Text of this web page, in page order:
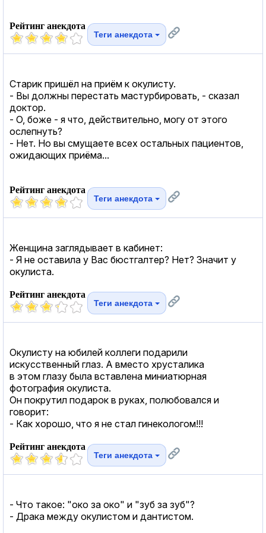
Рейтинг анекдота
Теги анекдота
Старик пришёл на приём к окулисту.
- Вы должны перестать мастурбировать, - сказал
доктор.
- О, боже - я что, действительно, могу от этого
ослепнуть?
- Нет. Но вы смущаете всех остальных пациентов,
ожидающих приёма...
Рейтинг анекдота
Теги анекдота
Женщина заглядывает в кабинет:
- Я не оставила у Вас бюстгалтер? Нет? Значит у
окулиста.
Рейтинг анекдота
Теги анекдота
Окулисту на юбилей коллеги подарили
искусственный глаз. А вместо хрусталика
в этом глазу была вставлена миниатюрная
фотография окулиста.
Он покрутил подарок в руках, полюбовался и
говорит:
- Как хорошо, что я не стал гинекологом!!!
Рейтинг анекдота
Теги анекдота
- Что такое: "око за око" и "зуб за зуб"?
- Драка между окулистом и дантистом.